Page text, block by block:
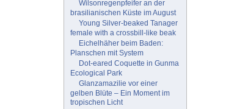
Wilsonregenpfeifer an der
brasilianischen Küste im August
Young Silver-beaked Tanager
female with a crossbill-like beak
Eichelhäher beim Baden:
Planschen mit System
Dot-eared Coquette in Gunma
Ecological Park
Glanzamazilie vor einer
gelben Blüte – Ein Moment im
tropischen Licht